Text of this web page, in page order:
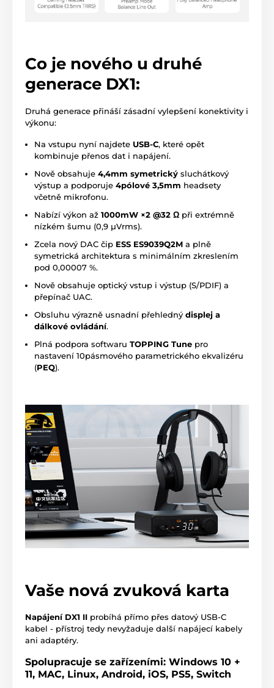
Co je nového u druhé
generace DX1:
Druhá generace přináší zásadní vylepšení konektivity i
výkonu:
Na vstupu nyní najdete USB-C, které opět
kombinuje přenos dat i napájení.
Nově obsahuje 4,4mm symetrický sluchátkový
výstup a podporuje 4pólové 3,5mm headsety
včetně mikrofonu.
Nabízí výkon až 1000mW ×2 @32 Ω při extrémně
nízkém šumu (0,9 µVrms).
Zcela nový DAC čip ESS ES9039Q2M a plně
symetrická architektura s minimálním zkreslením
pod 0,00007 %.
Nově obsahuje optický vstup i výstup (S/PDIF) a
přepínač UAC.
Obsluhu výrazně usnadní přehledný displej a
dálkové ovládání.
Plná podpora softwaru TOPPING Tune pro
nastavení 10pásmového parametrického ekvalizéru
(PEQ).
Vaše nová zvuková karta
Napájení DX1 II probíhá přímo přes datový USB-C
kabel - přístroj tedy nevyžaduje další napájecí kabely
ani adaptéry.
Spolupracuje se zařízeními: Windows 10 +
11, MAC, Linux, Android, iOS, PS5, Switch